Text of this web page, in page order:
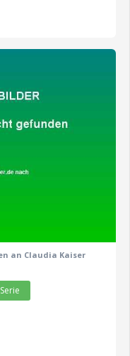
an Claudia Kaiser